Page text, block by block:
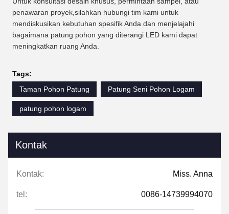
penawaran proyek,silahkan hubungi tim kami untuk
mendiskusikan kebutuhan spesifik Anda dan menjelajahi
bagaimana patung pohon yang diterangi LED kami dapat
meningkatkan ruang Anda.
Tags:
Taman Pohon Patung
Patung Seni Pohon Logam
patung pohon logam
Kontak
Kontak: Miss. Anna
tel: 0086-14739994070